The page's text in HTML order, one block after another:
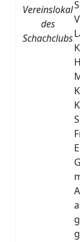
Vereinslokal
des
Schachclubs